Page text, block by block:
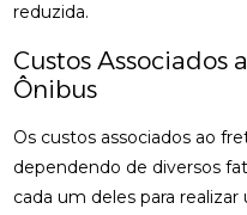
reduzida.
Custos Associados
Ônibus
Os custos associados ao
dependendo de diversos
cada um deles para